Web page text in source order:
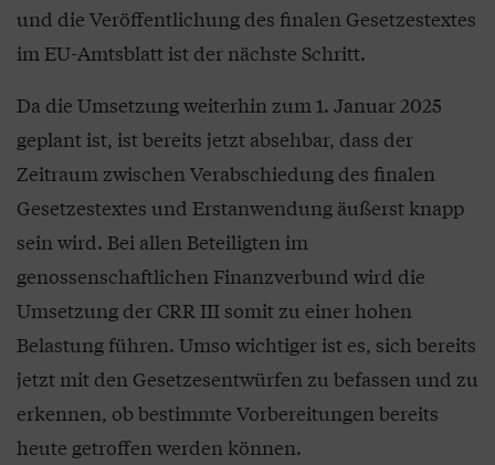
und die Veröffentlichung des finalen Gesetzestextes
im EU-Amtsblatt ist der nächste Schritt.
Da die Umsetzung weiterhin zum 1. Januar 2025
geplant ist, ist bereits jetzt absehbar, dass der
Zeitraum zwischen Verabschiedung des finalen
Gesetzestextes und Erstanwendung äußerst knapp
sein wird. Bei allen Beteiligten im
genossenschaftlichen Finanzverbund wird die
Umsetzung der CRR III somit zu einer hohen
Belastung führen. Umso wichtiger ist es, sich bereits
jetzt mit den Gesetzesentwürfen zu befassen und zu
erkennen, ob bestimmte Vorbereitungen bereits
heute getroffen werden können.